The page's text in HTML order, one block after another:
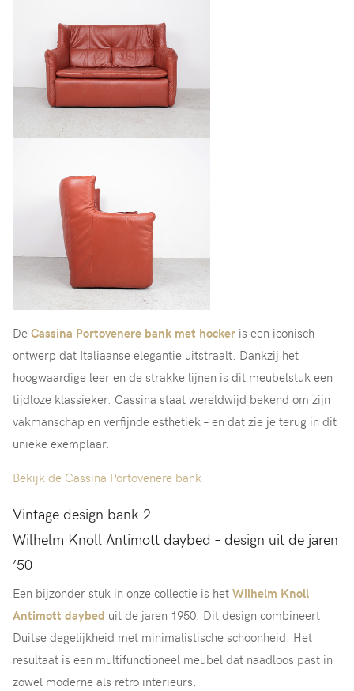
De Cassina Portovenere bank met hocker is een iconisch
ontwerp dat Italiaanse elegantie uitstraalt. Dankzij het
hoogwaardige leer en de strakke lijnen is dit meubelstuk een
tijdloze klassieker. Cassina staat wereldwijd bekend om zijn
vakmanschap en verfijnde esthetiek – en dat zie je terug in dit
unieke exemplaar.
Bekijk de Cassina Portovenere bank
Vintage design bank 2.
Wilhelm Knoll Antimott daybed – design uit de jaren
’50
Een bijzonder stuk in onze collectie is het Wilhelm Knoll
Antimott daybed uit de jaren 1950. Dit design combineert
Duitse degelijkheid met minimalistische schoonheid. Het
resultaat is een multifunctioneel meubel dat naadloos past in
zowel moderne als retro interieurs.